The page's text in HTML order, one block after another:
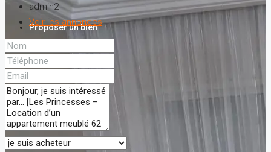
Proposer un bien
A propos
Nos services
Contact
admin2
Voir les annonces